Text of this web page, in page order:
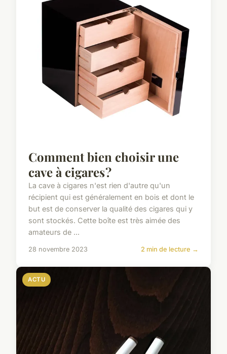
Comment bien choisir une
cave à cigares ?
La cave à cigares n'est rien d'autre qu'un
récipient qui est généralement en bois et dont le
but est de conserver la qualité des cigares qui y
sont stockés. Cette boîte est très aimée des
amateurs de ...
28 novembre 2023 2 min de lecture →
ACTU